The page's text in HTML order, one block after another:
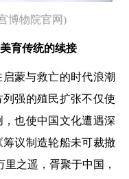
博物院官网)
育传统的续接
蒙与救亡的时代浪潮
强的殖民扩张不仅使
也使中国文化遭遇深
议制造轮船未可裁撤
之遥，胥聚于中国，